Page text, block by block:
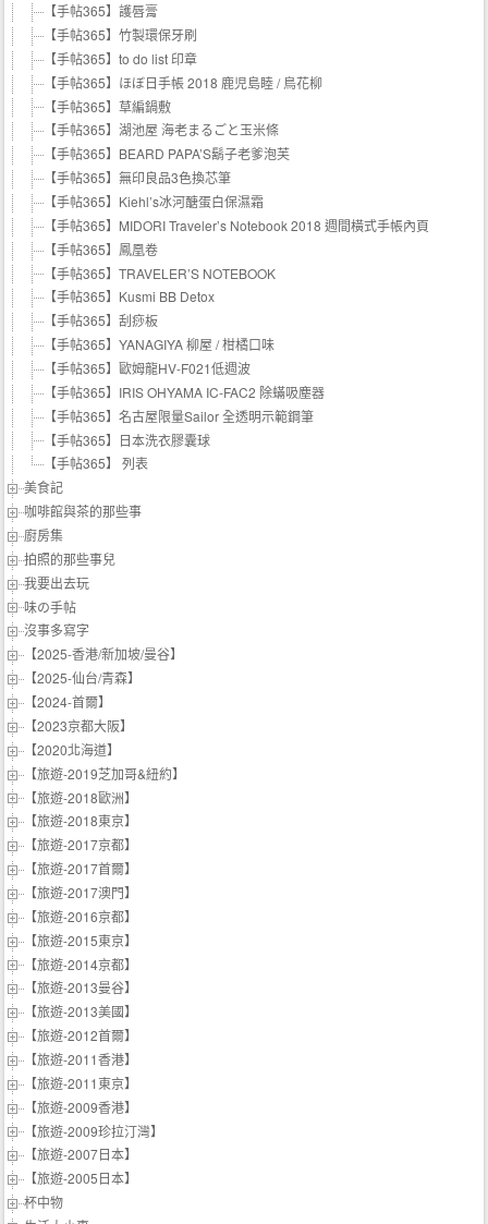
【手帖365】護唇膏
【手帖365】竹製環保牙刷
【手帖365】to do list 印章
【手帖365】ほぼ日手帳 2018 鹿児島睦 / 鳥花柳
【手帖365】草編鍋敷
【手帖365】湖池屋 海老まるごと玉米條
【手帖365】BEARD PAPA’S鬍子老爹泡芙
【手帖365】無印良品3色換芯筆
【手帖365】Kiehl’s冰河醣蛋白保濕霜
【手帖365】MIDORI Traveler’s Notebook 2018 週間橫式手帳內頁
【手帖365】鳳凰卷
【手帖365】TRAVELER’S NOTEBOOK
【手帖365】Kusmi BB Detox
【手帖365】刮痧板
【手帖365】YANAGIYA 柳屋 / 柑橘口味
【手帖365】歐姆龍HV-F021低週波
【手帖365】IRIS OHYAMA IC-FAC2 除蟎吸塵器
【手帖365】名古屋限量Sailor 全透明示範鋼筆
【手帖365】日本洗衣膠囊球
【手帖365】 列表
美食記
咖啡館與茶的那些事
廚房集
拍照的那些事兒
我要出去玩
味の手帖‬
沒事多寫字
【2025-香港/新加坡/曼谷】
【2025-仙台/青森】
【2024-首爾】
【2023京都大阪】
【2020北海道】
【旅遊-2019芝加哥&紐約】
【旅遊-2018歐洲】
【旅遊-2018東京】
【旅遊-2017京都】
【旅遊-2017首爾】
【旅遊-2017澳門】
【旅遊-2016京都】
【旅遊-2015東京】
【旅遊-2014京都】
【旅遊-2013曼谷】
【旅遊-2013美國】
【旅遊-2012首爾】
【旅遊-2011香港】
【旅遊-2011東京】
【旅遊-2009香港】
【旅遊-2009珍拉汀灣】
【旅遊-2007日本】
【旅遊-2005日本】
杯中物